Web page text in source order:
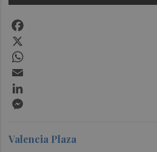
Valencia Plaza